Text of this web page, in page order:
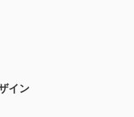
イン